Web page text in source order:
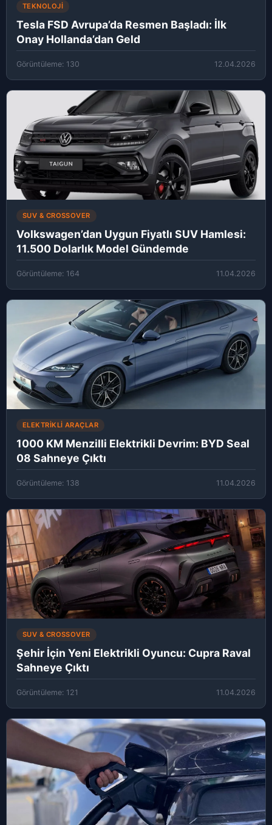
TEKNOLOJI
Tesla FSD Avrupa’da Resmen Başladı: İlk
Onay Hollanda’dan Geld
Görüntüleme: 130 12.04.2026
SUV & CROSSOVER
Volkswagen’dan Uygun Fiyatlı SUV Hamlesi:
11.500 Dolarlık Model Gündemde
Görüntüleme: 164 11.04.2026
ELEKTRIKLI ARAÇLAR
1000 KM Menzilli Elektrikli Devrim: BYD Seal
08 Sahneye Çıktı
Görüntüleme: 138 11.04.2026
SUV & CROSSOVER
Şehir İçin Yeni Elektrikli Oyuncu: Cupra Raval
Sahneye Çıktı
Görüntüleme: 121 11.04.2026